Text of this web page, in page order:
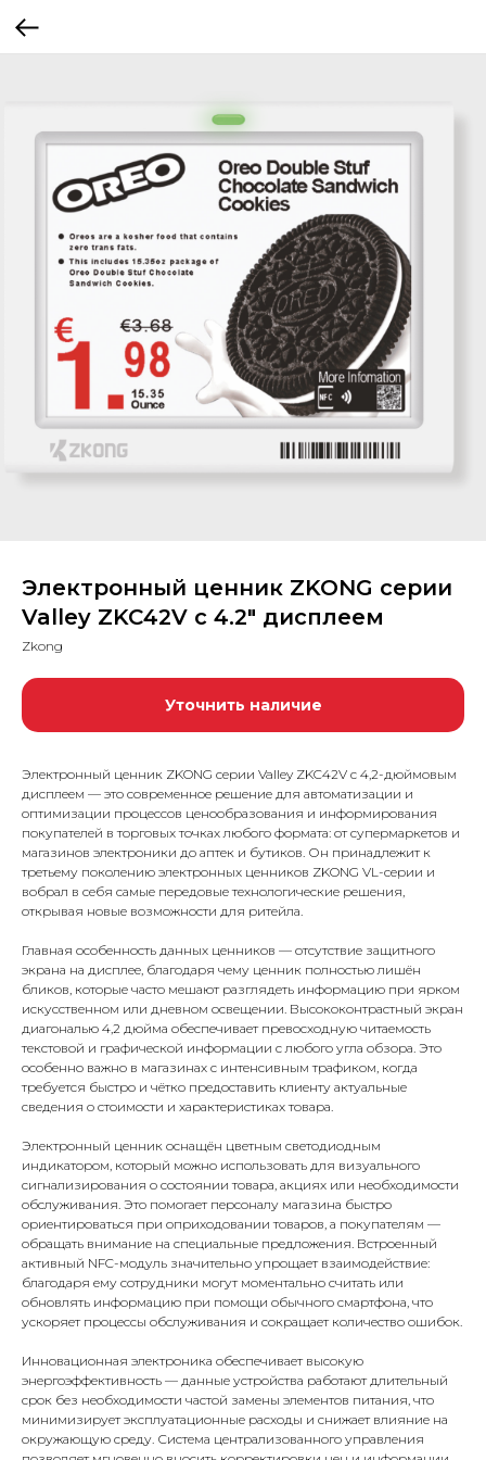
Электронный ценник ZKONG серии
Valley ZKC42V с 4.2″ дисплеем
Zkong
Уточнить наличие
Электронный ценник ZKONG серии Valley ZKC42V с 4,2-дюймовым
дисплеем — это современное решение для автоматизации и
оптимизации процессов ценообразования и информирования
покупателей в торговых точках любого формата: от супермаркетов и
магазинов электроники до аптек и бутиков. Он принадлежит к
третьему поколению электронных ценников ZKONG VL-серии и
вобрал в себя самые передовые технологические решения,
открывая новые возможности для ритейла.
Главная особенность данных ценников — отсутствие защитного
экрана на дисплее, благодаря чему ценник полностью лишён
бликов, которые часто мешают разглядеть информацию при ярком
искусственном или дневном освещении. Высококонтрастный экран
диагональю 4,2 дюйма обеспечивает превосходную читаемость
текстовой и графической информации с любого угла обзора. Это
особенно важно в магазинах с интенсивным трафиком, когда
требуется быстро и чётко предоставить клиенту актуальные
сведения о стоимости и характеристиках товара.
Электронный ценник оснащён цветным светодиодным
индикатором, который можно использовать для визуального
сигнализирования о состоянии товара, акциях или необходимости
обслуживания. Это помогает персоналу магазина быстро
ориентироваться при оприходовании товаров, а покупателям —
обращать внимание на специальные предложения. Встроенный
активный NFC-модуль значительно упрощает взаимодействие:
благодаря ему сотрудники могут моментально считать или
обновлять информацию при помощи обычного смартфона, что
ускоряет процессы обслуживания и сокращает количество ошибок.
Инновационная электроника обеспечивает высокую
энергоэффективность — данные устройства работают длительный
срок без необходимости частой замены элементов питания, что
минимизирует эксплуатационные расходы и снижает влияние на
окружающую среду. Система централизованного управления